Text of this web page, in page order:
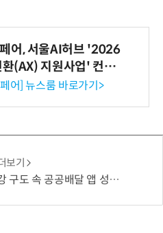
어, 서울AI허브 '2026
(AX) 지원사업' 컨소
정
어] 뉴스룸 바로가기>
보기
배달 앱 성장 정체…경쟁 활성화 방안은?